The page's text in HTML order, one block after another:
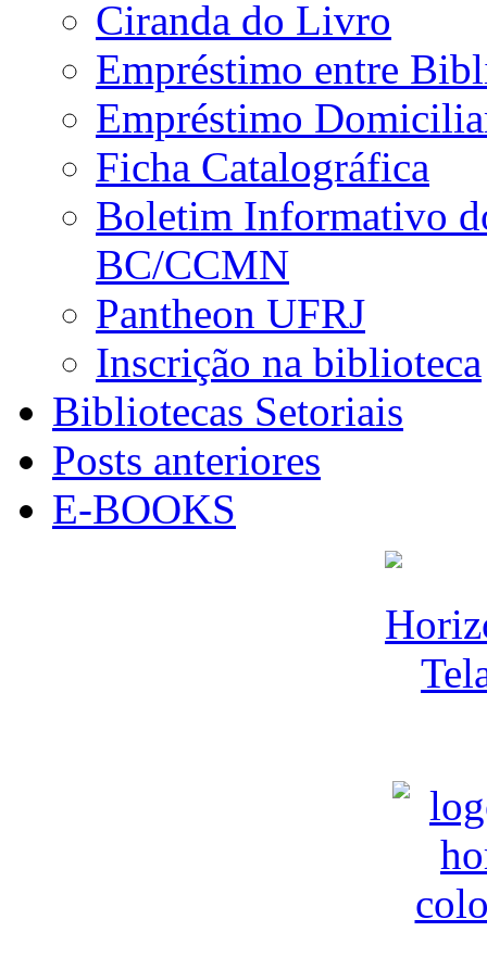
Ciranda do Livro
Empréstimo entre
Empréstimo
Ficha Catalográfica
Boletim Informativo
BC/CCMN
Pantheon UFRJ
Inscrição na biblioteca
Bibliotecas Setoriais
Posts anteriores
E-BOOKS